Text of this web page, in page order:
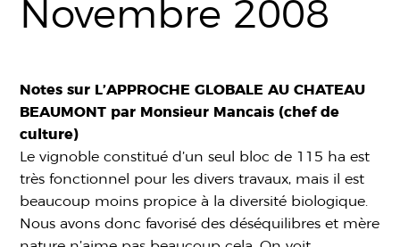
Novembre 2008
Notes sur L’APPROCHE GLOBALE AU CHATEAU
BEAUMONT par Monsieur Mancais (chef de
culture)
Le vignoble constitué d’un seul bloc de 115 ha est
très fonctionnel pour les divers travaux, mais il est
beaucoup moins propice à la diversité biologique.
Nous avons donc favorisé des déséquilibres et mère